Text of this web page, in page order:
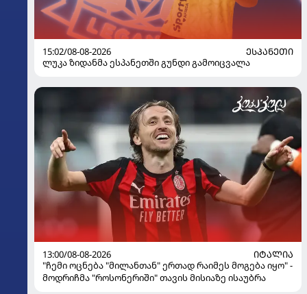
15:02/08-08-2026
ᲔᲡᲞᲐᲜᲔᲗᲘ
ლუკა ზიდანმა ესპანეთში გუნდი გამოიცვალა
13:00/08-08-2026
ᲘᲢᲐᲚᲘᲐ
"ჩემი ოცნება "მილანთან" ერთად რაიმეს მოგება იყო" -
მოდრიჩმა "როსონერიში" თავის მისიაზე ისაუბრა